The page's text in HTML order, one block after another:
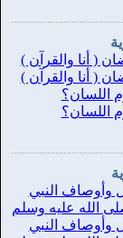
( أنا والقرآن )
( أنا والقرآن )
اللسان؟
اللسان؟
وأوصاف النبي
الله عليه وسلم
وأوصاف النبي